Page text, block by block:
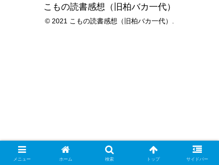
こもの読書感想（旧柏バカ一代）
© 2021 こもの読書感想（旧柏バカ一代）.
メニュー ホーム 検索 トップ サイドバー